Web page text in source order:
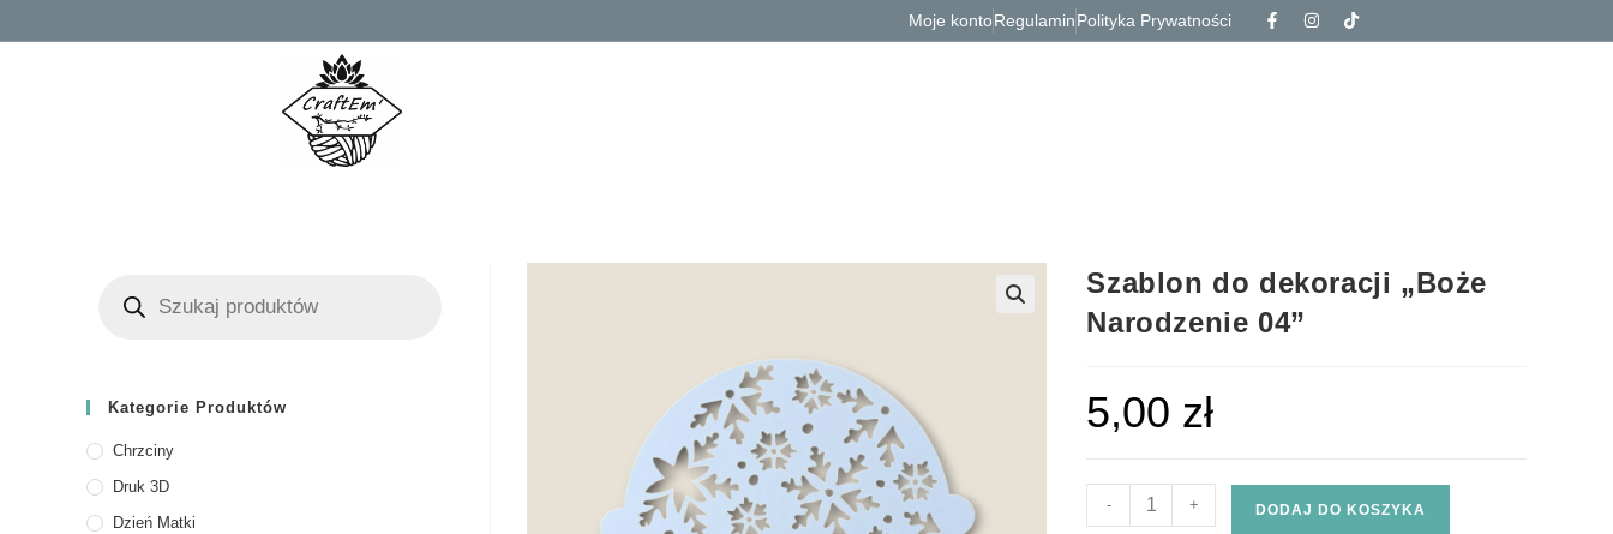
Moje kontoRegulaminPolityka Prywatności
Szablon do dekoracji „Boże
Narodzenie 04”
5,00 zł
- + DODAJ DO KOSZYKA
Kategorie Produktów
Chrzciny
Druk 3D
Dzień Matki